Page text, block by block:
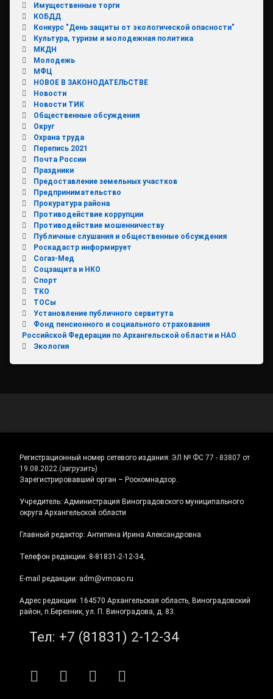
Имущественные торги
КОБДД
Конкурс "День защиты от экологической опасности"
Культура, туризм и молодежная политика
МКДН
Молодежь
МФЦ
НОВОЕ В ЗАКОНОДАТЕЛЬСТВЕ
Новости
Новости ТИК
Общественные обсуждения
Округ
Охрана труда
Перепись 2021
Почта России
Праздники
Предоставление земельных участков
Предпринимательство
Прокуратура района
Противодействие коррупции
Противодействие мошенничеству
Публичные слушания и общественные обсуждения
Роскадастр информирует
Согаз-Мед
Соцзащита и НКО
Спорт
ТКО
ТОСы
Установление публичного сервитута
Фонд пенсионного и социального страхования
Российской Федерации по Архангельской области и НАО
Экология
Регистрационный номер сетевого издания: ЭЛ № ФС 77 - 83807 от
19.08.2022.(загрузить)
Зарегистрировавший орган – Роскомнадзор.
Учредитель: Администрация Виноградовского муниципального
округа Архангельской области
Главный редактор: Антипина Ирина Александровна
Телефон редакции: 8-81831-2-12-34,
E-mail редакции: adm@vmoao.ru
Адрес редакции: 164570 Архангельская область, Виноградовский
район, п.Березник, ул. П. Виноградова, д. 83.
Тел: +7 (81831) 2-12-34
RSS E-mailВКонтакте
Telegram